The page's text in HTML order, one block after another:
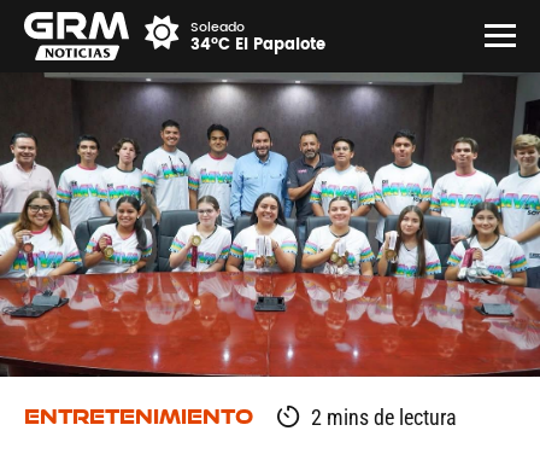
Soleado
34°C El Papalote
ENTRETENIMIENTO 2 mins de lectura